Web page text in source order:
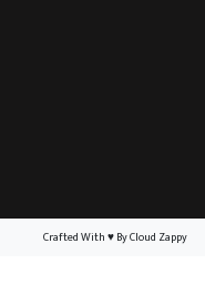
Crafted With♥By Cloud Zappy